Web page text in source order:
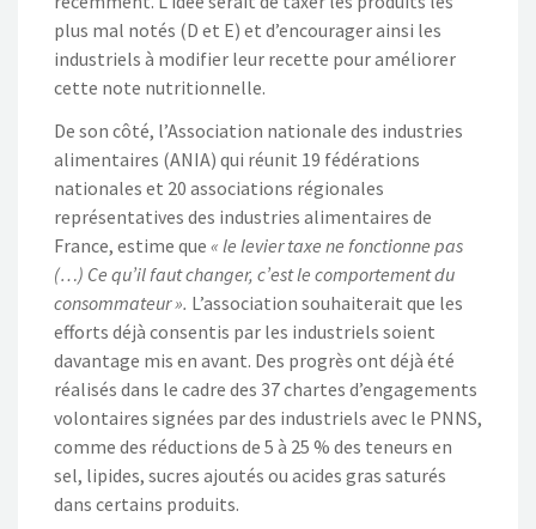
plus mal notés (D et E) et d’encourager ainsi les
industriels à modifier leur recette pour améliorer
cette note nutritionnelle.
De son côté, l’Association nationale des industries
alimentaires (ANIA) qui réunit 19 fédérations
nationales et 20 associations régionales
représentatives des industries alimentaires de
France, estime que « le levier taxe ne fonctionne pas
(…) Ce qu’il faut changer, c’est le comportement du
consommateur ». L’association souhaiterait que les
efforts déjà consentis par les industriels soient
davantage mis en avant. Des progrès ont déjà été
réalisés dans le cadre des 37 chartes d’engagements
volontaires signées par des industriels avec le PNNS,
comme des réductions de 5 à 25 % des teneurs en
sel, lipides, sucres ajoutés ou acides gras saturés
dans certains produits.